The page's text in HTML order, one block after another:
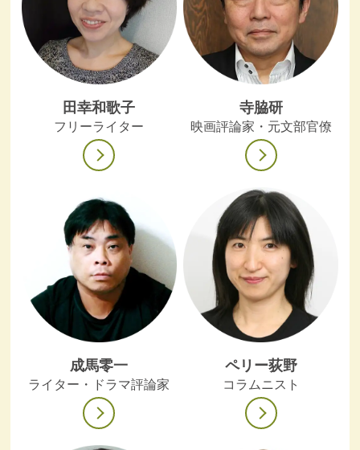
田幸和歌子
フリーライター
寺脇研
映画評論家・元文部官僚
成馬零一
ライター・ドラマ評論家
ペリー荻野
コラムニスト